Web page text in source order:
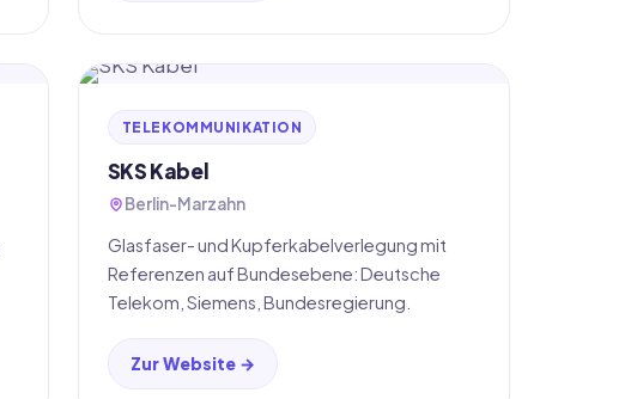
TELEKOMMUNIKATION
SKS Kabel
Berlin-Marzahn
Glasfaser- und Kupferkabelverlegung mit
Referenzen auf Bundesebene: Deutsche
Telekom, Siemens, Bundesregierung.
Zur Website →